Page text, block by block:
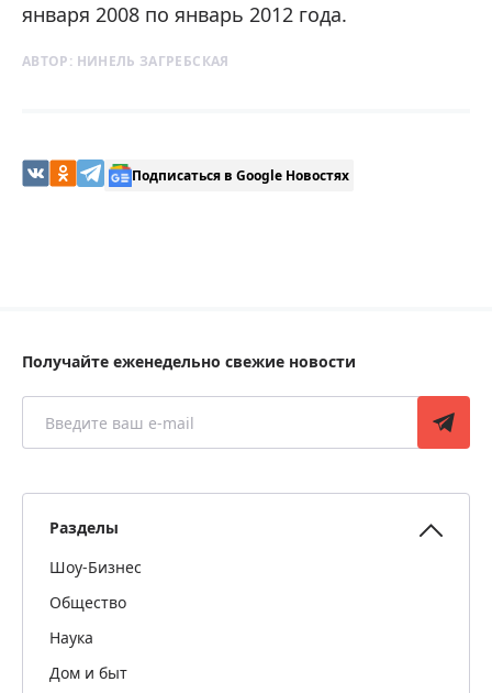
января 2008 по январь 2012 года.
АВТОР: НИНЕЛЬ ЗАГРЕБСКАЯ
Подписаться в Google Новостях
Получайте еженедельно свежие новости
Разделы
Шоу-Бизнес
Общество
Наука
Дом и быт